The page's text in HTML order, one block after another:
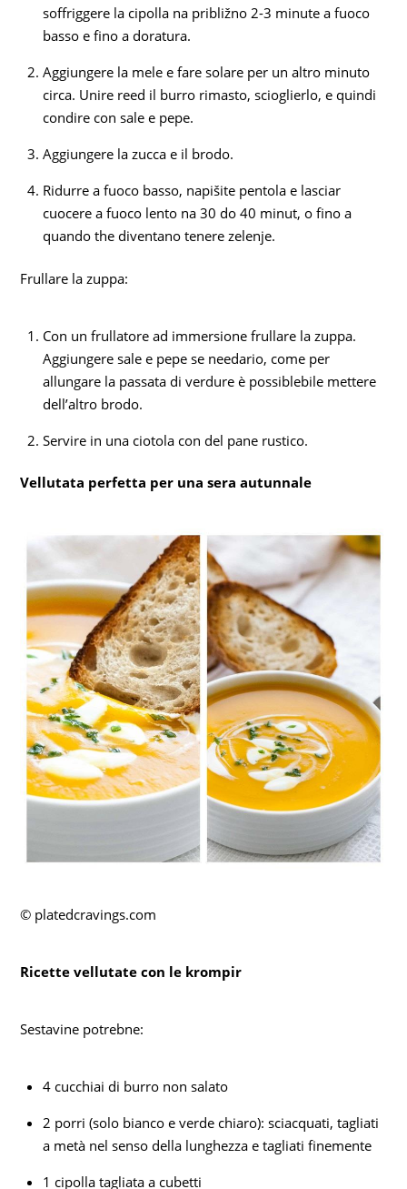
soffriggere la cipolla na približno 2-3 minute a fuoco
basso e fino a doratura.
Aggiungere la mele e fare solare per un altro minuto
circa. Unire reed il burro rimasto, scioglierlo, e quindi
condire con sale e pepe.
Aggiungere la zucca e il brodo.
Ridurre a fuoco basso, napišite pentola e lasciar
cuocere a fuoco lento na 30 do 40 minut, o fino a
quando the diventano tenere zelenje.
Frullare la zuppa:
Con un frullatore ad immersione frullare la zuppa.
Aggiungere sale e pepe se needario, come per
allungare la passata di verdure è possiblebile mettere
dell’altro brodo.
Servire in una ciotola con del pane rustico.
Vellutata perfetta per una sera autunnale
© platedcravings.com
Ricette vellutate con le krompir
Sestavine potrebne:
4 cucchiai di burro non salato
2 porri (solo bianco e verde chiaro): sciacquati, tagliati
a metà nel senso della lunghezza e tagliati finemente
1 cipolla tagliata a cubetti